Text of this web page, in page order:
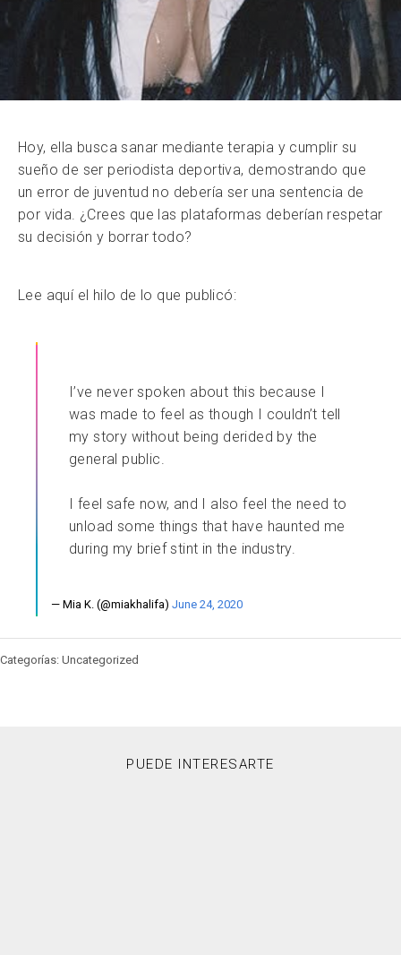
Hoy, ella busca sanar mediante terapia y cumplir su
sueño de ser periodista deportiva, demostrando que
un error de juventud no debería ser una sentencia de
por vida. ¿Crees que las plataformas deberían respetar
su decisión y borrar todo?
Lee aquí el hilo de lo que publicó:
I’ve never spoken about this because I
was made to feel as though I couldn’t tell
my story without being derided by the
general public.
I feel safe now, and I also feel the need to
unload some things that have haunted me
during my brief stint in the industry.
— Mia K. (@miakhalifa) June 24, 2020
Categorías: Uncategorized
PUEDE INTERESARTE